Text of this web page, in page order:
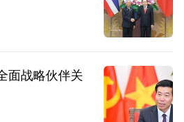
面战略伙伴关